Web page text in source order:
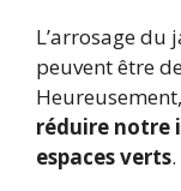
L’arrosage
peuvent être
réduire notre
espaces verts.